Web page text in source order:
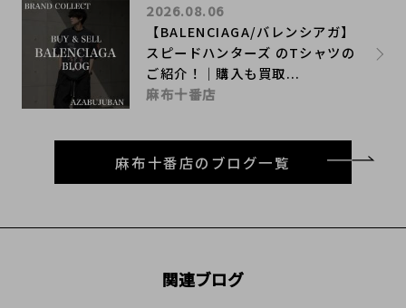
【BALENCIAGA/バレンシアガ】
スピードハンターズ のTシャツの
ご紹介！｜購入も買取...
2026.08.06
麻布十番店
麻布十番店のブログ一覧
関連ブログ